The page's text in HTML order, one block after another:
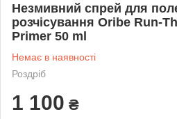
Незмивний спрей для
розчісування Oribe Run-
Primer 50 ml
Немає в наявності
Роздріб
1 100 ₴